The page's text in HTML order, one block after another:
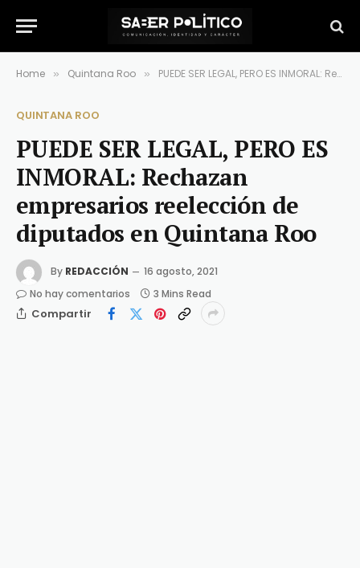
Home » Quintana Roo » PUEDE SER LEGAL, PERO ES INMORAL: Rechazan empresarios reelección de diputados en Quintana Roo
QUINTANA ROO
PUEDE SER LEGAL, PERO ES
INMORAL: Rechazan
empresarios reelección de
diputados en Quintana Roo
By REDACCIÓN
16 agosto, 2021
No hay comentarios
3 Mins Read
Compartir